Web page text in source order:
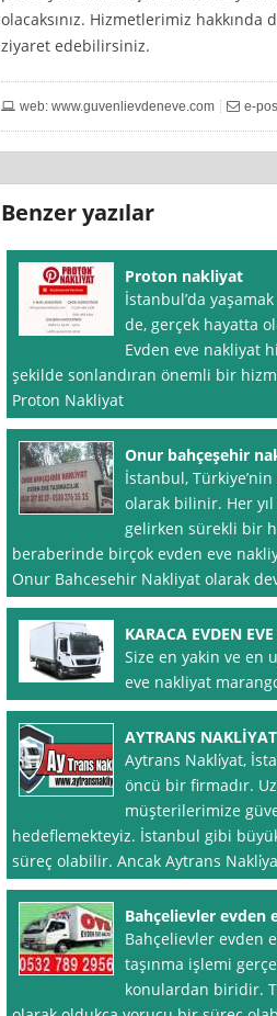
olacaksınız. Hizmetlerimiz
ziyaret edebilirsiniz.
web: www.guvenlievdeneve.com e-
Benzer yazılar
Proton nakliyat
İstanbul’da
de, gerçek hayatta
Evden eve nakliyat
şekilde sonlandıran önemli bir
Proton Nakliyat
Onur bahçeşehir
İstanbul,
olarak bilinir. Her
gelirken sürekli bir
beraberinde birçok evden eve
Onur Bahcesehir Nakliyat olarak
KARACA EVDEN
Size en yakin ve en
eve nakliyat
AYTRANS NAKLİYAT
Aytrans Nakli̇yat,
öncü bir firmadır.
müşterilerimize
hedeflemekteyiz. İstanbul gibi
süreç olabilir. Ancak Aytrans
Bahçelievler evden
Bahçelievler evden
taşınma işlemi
konulardan biridir.